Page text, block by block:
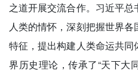
之道开展交流合作。习近平
人类的情怀，深刻把握世界
特征，提出构建人类命运共
界历史理论，传承了“天下大